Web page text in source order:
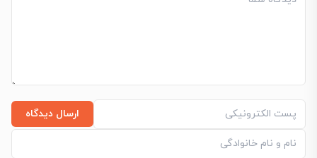
ارسال دیدگاه